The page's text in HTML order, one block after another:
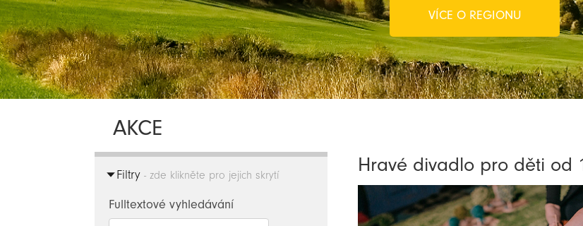
VÍCE O REGIONU
AKCE
Filtry - zde klikněte pro jejich skrytí
Fulltextové vyhledávání
Hravé divadlo pro děti od